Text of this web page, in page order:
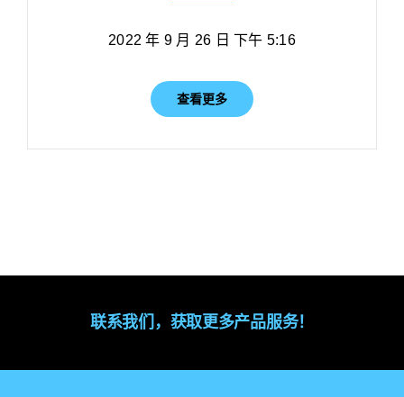
2022 年 9 月 26 日 下午 5:16
查看更多
联系我们，获取更多产品服务！